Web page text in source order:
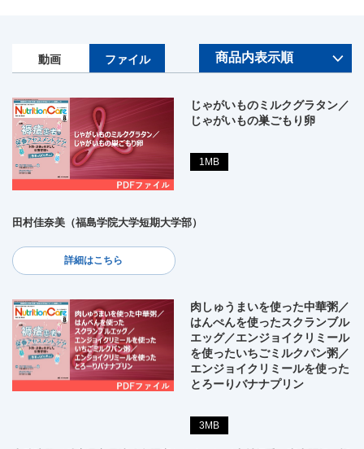
動画 ファイル
じゃがいものミルクグラタン／
じゃがいもの巣ごもり卵
1MB
田村佳奈美（福島学院大学短期大学部）
詳細はこちら
肉しゅうまいを使った中華粥／
はんぺんを使ったスクランブル
エッグ／エンジョイクリミール
を使ったいちごミルクパン粥／
エンジョイクリミールを使った
とろーりバナナプリン
3MB